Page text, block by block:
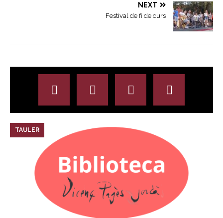
NEXT
Festival de fi de curs
TAULER